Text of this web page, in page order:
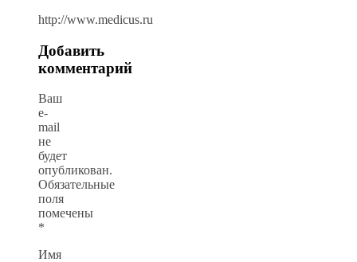
http://www.medicus.ru
Добавить
комментарий
Ваш
e-
mail
не
будет
опубликован.
Обязательные
поля
помечены
*
Имя